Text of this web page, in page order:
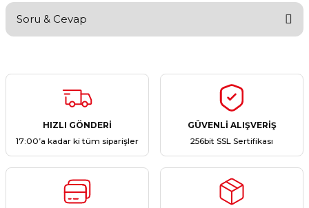
Yorum Yaz
Soru & Cevap
Ürün hakkında henüz soru sorulmamış.
HIZLI GÖNDERİ
17:00’a kadar ki tüm siparişler
GÜVENLİ ALIŞVERİŞ
256bit SSL Sertifikası